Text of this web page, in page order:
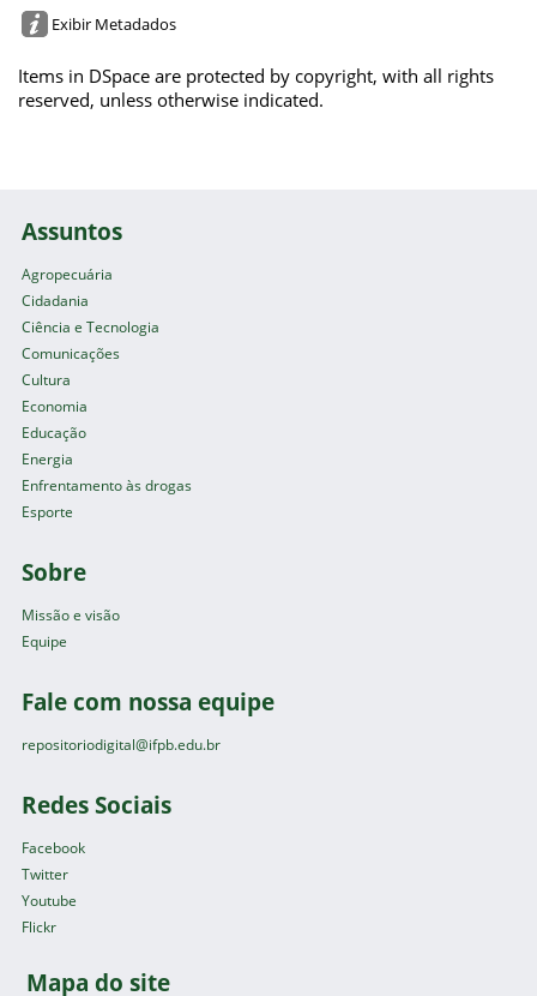
Exibir Metadados
Items in DSpace are protected by copyright, with all rights
reserved, unless otherwise indicated.
Assuntos
Agropecuária
Cidadania
Ciência e Tecnologia
Comunicações
Cultura
Economia
Educação
Energia
Enfrentamento às drogas
Esporte
Sobre
Missão e visão
Equipe
Fale com nossa equipe
repositoriodigital@ifpb.edu.br
Redes Sociais
Facebook
Twitter
Youtube
Flickr
Mapa do site